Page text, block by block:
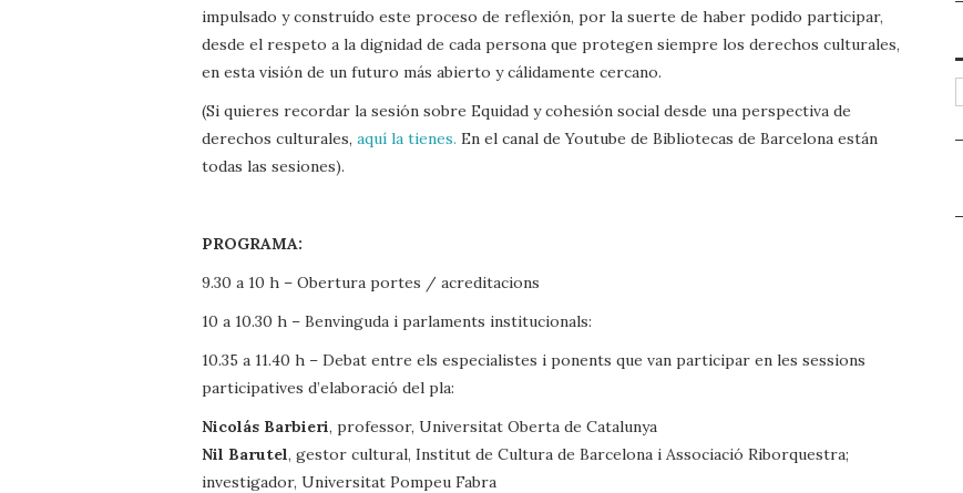
impulsado y construído este proceso de reflexión, por la suerte de haber podido participar,
desde el respeto a la dignidad de cada persona que protegen siempre los derechos culturales,
en esta visión de un futuro más abierto y cálidamente cercano.
(Si quieres recordar la sesión sobre Equidad y cohesión social desde una perspectiva de
derechos culturales, aquí la tienes. En el canal de Youtube de Bibliotecas de Barcelona están
todas las sesiones).
PROGRAMA:
9.30 a 10 h – Obertura portes / acreditacions
10 a 10.30 h – Benvinguda i parlaments institucionals:
10.35 a 11.40 h – Debat entre els especialistes i ponents que van participar en les sessions
participatives d’elaboració del pla:
Nicolás Barbieri, professor, Universitat Oberta de Catalunya
Nil Barutel, gestor cultural, Institut de Cultura de Barcelona i Associació Riborquestra;
investigador, Universitat Pompeu Fabra